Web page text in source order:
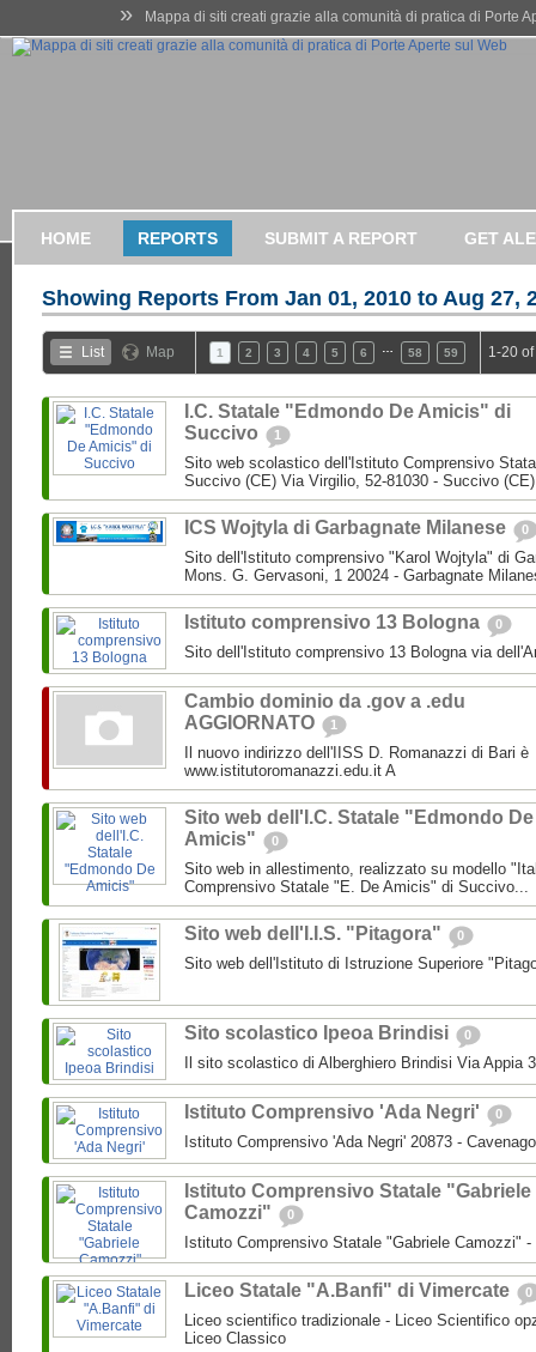
» Mappa di siti creati grazie alla comunità di pratica di Porte
HOME REPORTS SUBMIT A REPORT GET
Showing Reports From Jan 01, 2010 to Aug 27,
List Map 1 2 3 4 5 6 58 59 1-20
I.C. Statale "Edmondo De Amicis" di
Succivo
1
Sito web scolastico dell'Istituto Comprensivo
Succivo (CE) Via Virgilio, 52-81030 - Succivo
ICS Wojtyla di Garbagnate Milanese 0
Sito dell'Istituto comprensivo "Karol Wojtyla" di
Mons. G. Gervasoni, 1 20024 - Garbagnate
Istituto comprensivo 13 Bologna 0
Sito dell'Istituto comprensivo 13 Bologna via
Cambio dominio da .gov a .edu
AGGIORNATO
1
Il nuovo indirizzo dell'IISS D. Romanazzi di Bari è
www.istitutoromanazzi.edu.it A
Sito web dell'I.C. Statale "Edmondo De
Amicis"
0
Sito web in allestimento, realizzato su modello
Comprensivo Statale "E. De Amicis" di Succivo...
Sito web dell'I.I.S. "Pitagora" 0
Sito web dell'Istituto di Istruzione Superiore
Sito scolastico Ipeoa Brindisi 0
Il sito scolastico di Alberghiero Brindisi Via Appia
Istituto Comprensivo 'Ada Negri' 0
Istituto Comprensivo 'Ada Negri' 20873 -
Istituto Comprensivo Statale "Gabriele
Camozzi"
0
Istituto Comprensivo Statale "Gabriele Camozzi"
Liceo Statale "A.Banfi" di Vimercate 0
Liceo scientifico tradizionale - Liceo Scientifico
Liceo Classico